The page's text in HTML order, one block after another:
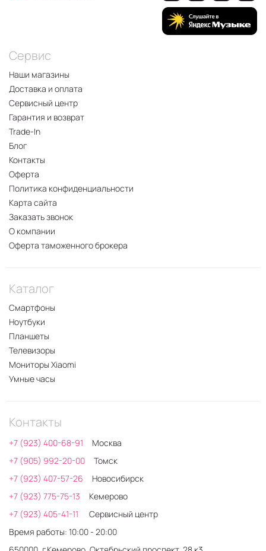
Сервис
Наши магазины
Доставка и оплата
Сервисный центр
Гарантия и возврат
Trade-In
Блог
Контакты
Оферта
Политика конфиденциальности
Карта сайта
Заказать звонок
О компании
Оферта таможенного брокера
Каталог
Смартфоны
Ноутбуки
Планшеты
Телевизоры
Мониторы Xiaomi
Умные часы
Контакты
+7 (923) 400-68-91
Москва
+7 (905) 992-20-00
Томск
+7 (923) 407-57-26
Новосибирск
+7 (923) 775-75-13
Кемерово
+7 (923) 405-41-11
Сервисный центр
Время работы: 10:00 - 20:00